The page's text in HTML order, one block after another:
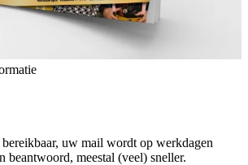
uw mail wordt op werkdagen
beantwoord, meestal (veel) sneller.